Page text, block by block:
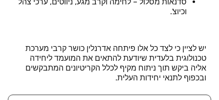
וכיוצ'.
יש לציין כי לצד כל אלו פיתחה אדרנלין כושר קרבי מערכת
טכנולוגית בלעדית שיודעת להתאים את המועמד ליחידה
אליה ביקש תוך ניתוח מקיף לכלל הקריטיונים המתבקשים
ובכפוף לתנאי יחידות העלית.